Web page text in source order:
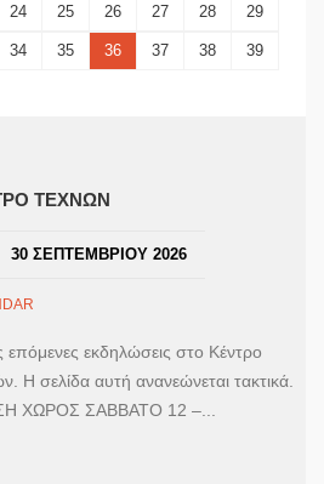
24 25 26 27 28 29
34 35 36 37 38 39
ΤΕΧΝΩΝ
30 ΣΕΠΤΕΜΒΡΙΟΥ 2026
εκδηλώσεις στο Κέντρο
Η σελίδα αυτή ανανεώνεται τακτικά.
ΧΩΡΟΣ ΣΑΒΒΑΤΟ 12 –...